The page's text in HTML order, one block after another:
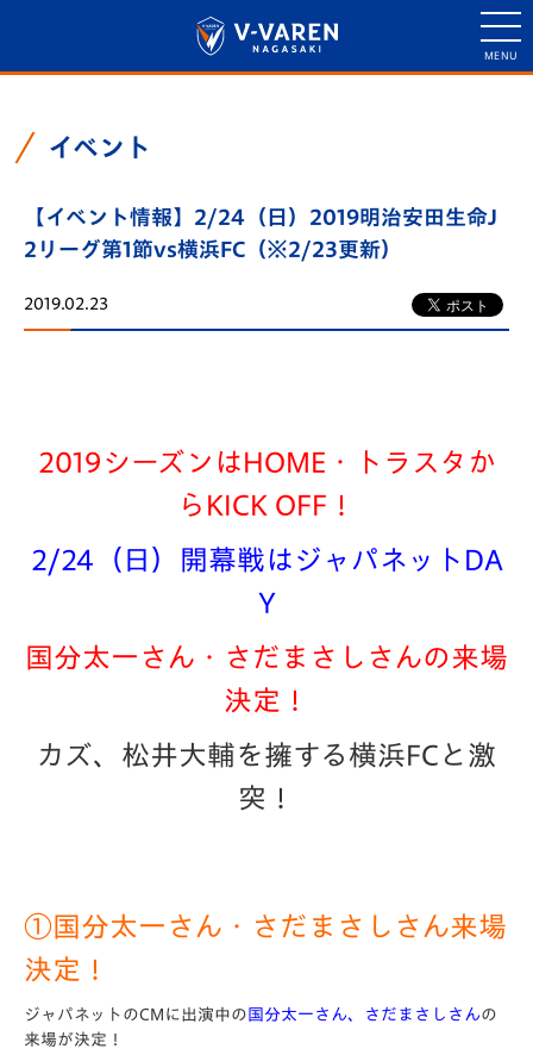
イベント
【イベント情報】2/24（日）2019明治安田生命J
2リーグ第1節vs横浜FC（※2/23更新）
2019.02.23
2019シーズンはHOME・トラスタか
らKICK OFF！
2/24（日）開幕戦はジャパネットDA
Y
国分太一さん・さだまさしさんの来場
決定！
カズ、松井大輔を擁する横浜FCと激
突！
①国分太一さん・さだまさしさん来場
決定！
ジャパネットのCMに出演中の 国分太一さん、さだまさしさんの
来場が決定！